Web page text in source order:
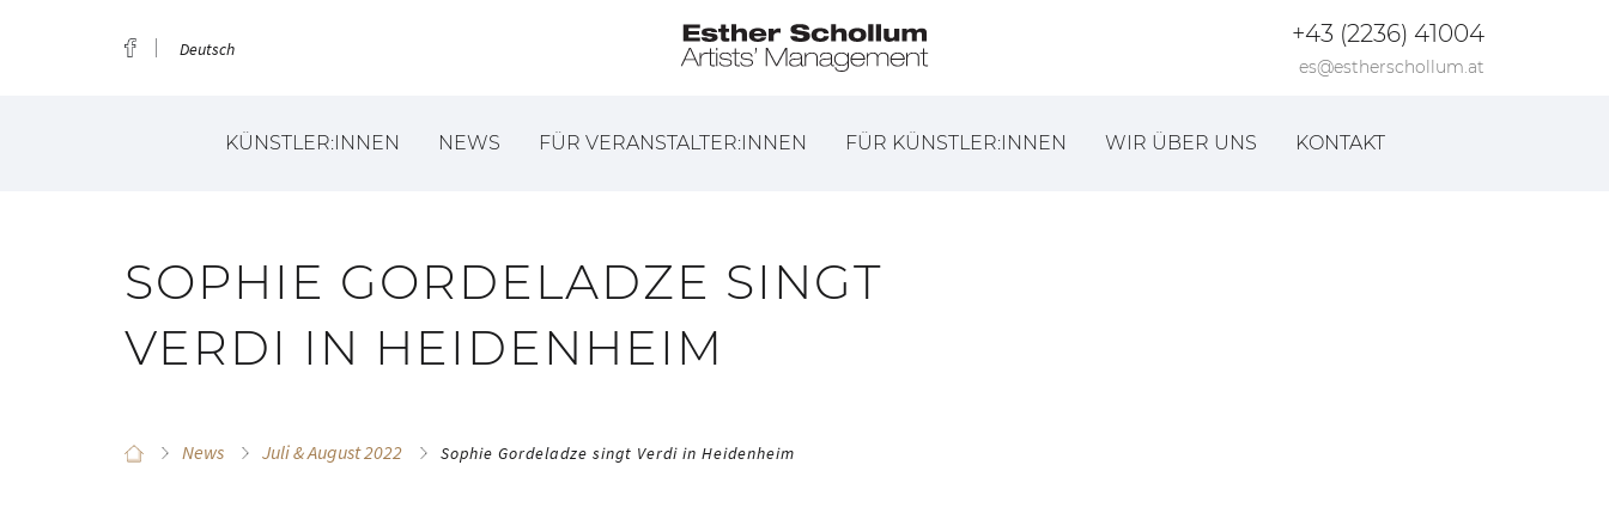
Deutsch
+43 (2236) 41004
es@estherschollum.at
KÜNSTLER:INNEN NEWS FÜR VERANSTALTER:INNEN FÜR KÜNSTLER:INNEN WIR ÜBER UNS KONTAKT
SOPHIE GORDELADZE SINGT
VERDI IN HEIDENHEIM
News Juli & August 2022 Sophie Gordeladze singt Verdi in Heidenheim